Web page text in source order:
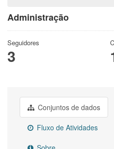
Administração
Seguidores
3
Conjuntos de dados
Fluxo de Atividades